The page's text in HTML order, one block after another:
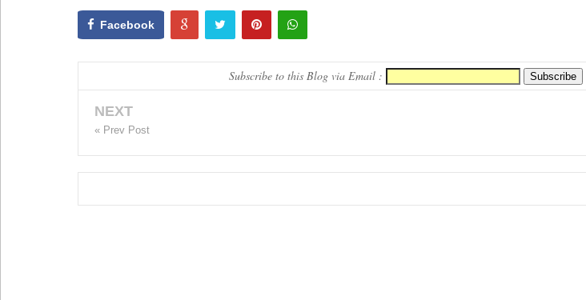
Facebook
Subscribe to this Blog via Email :
NEXT
« Prev Post